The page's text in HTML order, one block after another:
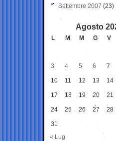
Settembre 2007 (23)
Agosto
L M M G V
3 4 5 6 7
10 11 12 13 14
17 18 19 20 21
24 25 26 27 28
31
« Lug